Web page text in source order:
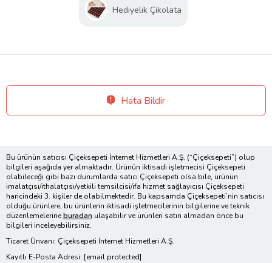
Hediyelik Çikolata
Hata Bildir
Bu ürünün satıcısı Çiçeksepeti İnternet Hizmetleri A.Ş. (“Çiçeksepeti”) olup
bilgileri aşağıda yer almaktadır. Ürünün iktisadi işletmecisi Çiçeksepeti
olabileceği gibi bazı durumlarda satıcı Çiçeksepeti olsa bile, ürünün
imalatçısı/ithalatçısı/yetkili temsilcisi/ifa hizmet sağlayıcısı Çiçeksepeti
haricindeki 3. kişiler de olabilmektedir. Bu kapsamda Çiçeksepeti’nin satıcısı
olduğu ürünlere, bu ürünlerin iktisadi işletmecilerinin bilgilerine ve teknik
düzenlemelerineburadan ulaşabilir ve ürünleri satın almadan önce bu
bilgileri inceleyebilirsiniz.
Ticaret Ünvanı: Çiçeksepeti İnternet Hizmetleri A.Ş.
Kayıtlı E-Posta Adresi: [email protected]